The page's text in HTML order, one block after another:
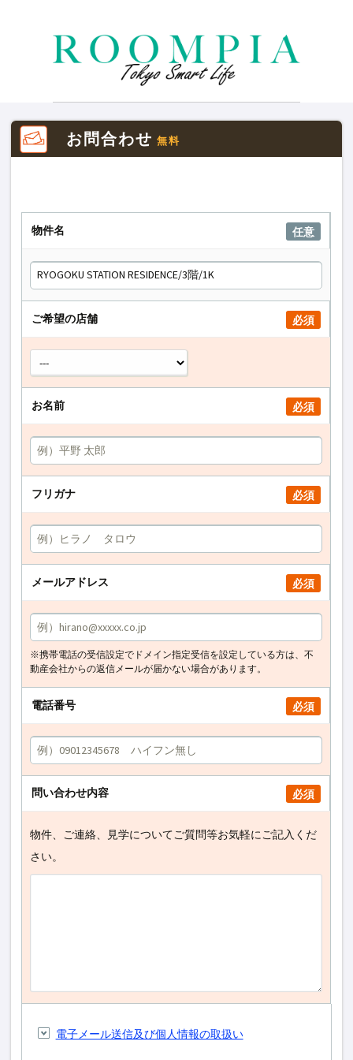
お問合わせ 無料
物件名 任意
ご希望の店舗 必須
お名前 必須
フリガナ 必須
メールアドレス 必須
※携帯電話の受信設定でドメイン指定受信を設定している方は、不
動産会社からの返信メールが届かない場合があります。
電話番号 必須
問い合わせ内容 必須
物件、ご連絡、見学についてご質問等お気軽にご記入くだ
さい。
電子メール送信及び個人情報の取扱い